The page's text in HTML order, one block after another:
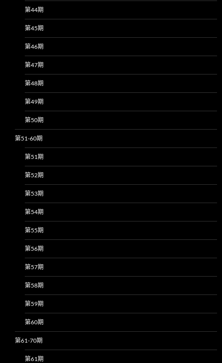
第44期
第45期
第46期
第47期
第48期
第49期
第50期
第51-60期
第51期
第52期
第53期
第54期
第55期
第56期
第57期
第58期
第59期
第60期
第61-70期
第61期